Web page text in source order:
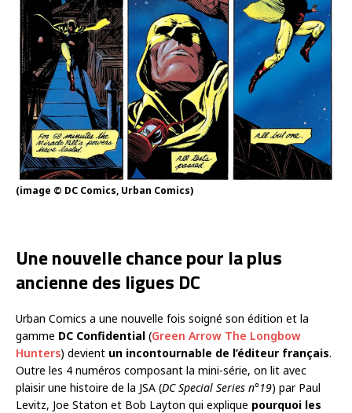
(image © DC Comics, Urban Comics)
Une nouvelle chance pour la plus
ancienne des ligues DC
Urban Comics a une nouvelle fois soigné son édition et la
gamme DC Confidential (Green Arrow The Longbow
Hunters) devient un incontournable de l’éditeur français.
Outre les 4 numéros composant la mini-série, on lit avec
plaisir une histoire de la JSA (DC Special Series n°19) par Paul
Levitz, Joe Staton et Bob Layton qui explique pourquoi les